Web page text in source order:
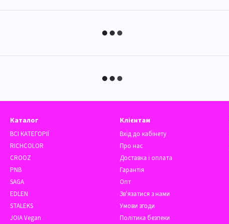
Каталог
ВСІ КАТЕГОРІЇ
RICHCOLOR
CROOZ
PNB
SAGA
EDLEN
STALEKS
JOIA Vegan
Клієнтам
Вхід до кабінету
Про нас
Доставка і оплата
Гарантія
Опт
Зв'язатися з нами
Умови згоди
Політика безпеки